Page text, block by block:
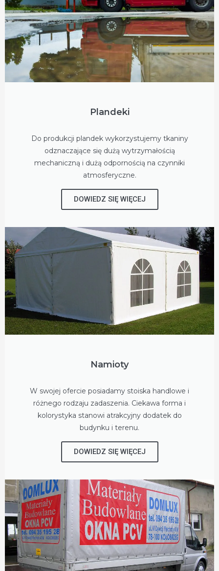
Plandeki
Do produkcji plandek wykorzystujemy tkaniny
odznaczające się dużą wytrzymałością
mechaniczną i dużą odpornością na czynniki
atmosferyczne.
DOWIEDZ SIĘ WIĘCEJ
Namioty
W swojej ofercie posiadamy stoiska handlowe i
różnego rodzaju zadaszenia. Ciekawa forma i
kolorystyka stanowi atrakcyjny dodatek do
budynku i terenu.
DOWIEDZ SIĘ WIĘCEJ